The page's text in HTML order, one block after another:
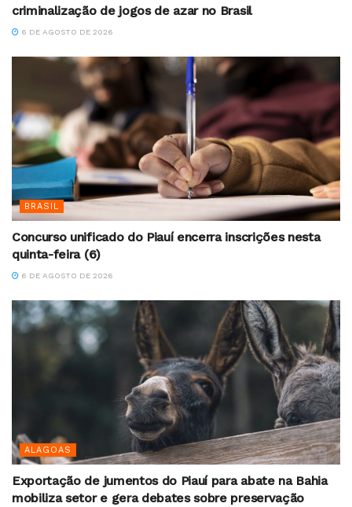
criminalização de jogos de azar no Brasil
6 DE AGOSTO DE 2026
BRASIL
Concurso unificado do Piauí encerra inscrições nesta
quinta-feira (6)
6 DE AGOSTO DE 2026
ALAGOAS
Exportação de jumentos do Piauí para abate na Bahia
mobiliza setor e gera debates sobre preservação